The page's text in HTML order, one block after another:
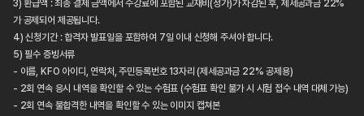
3) 환급액 : 최종 결제 금액에서 수강료에 포함된 교재비(정가)가 차감된 후, 제세공과금 22%
가 공제되어 제공됩니다.
4) 신청기간 : 합격자 발표일을 포함하여 7일 이내 신청해 주셔야 합니다.
5) 필수 증빙서류
- 이름, KFO 아이디, 연락처, 주민등록번호 13자리 (제세공과금 22% 공제용)
- 2회 연속 응시 내역을 확인할 수 있는 수험표 (수험표 확인 불가 시 시험 접수 내역 대체 가능)
- 2회 연속 불합격한 내역을 확인할 수 있는 이미지 캡쳐본